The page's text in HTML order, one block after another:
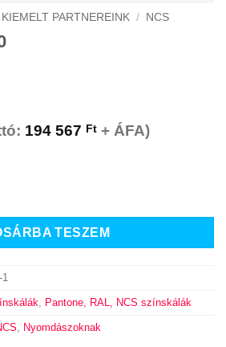
KIEMELT PARTNEREINK / NCS
194 567 Ft + ÁFA)
TESZEM
1
, Pantone, RAL, NCS színskálák
, Nyomdászoknak